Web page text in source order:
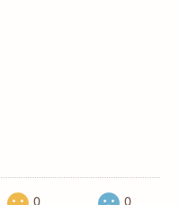
0 0